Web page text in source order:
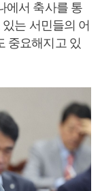
에서 축사를 통
는 서민들의 어
중요해지고 있